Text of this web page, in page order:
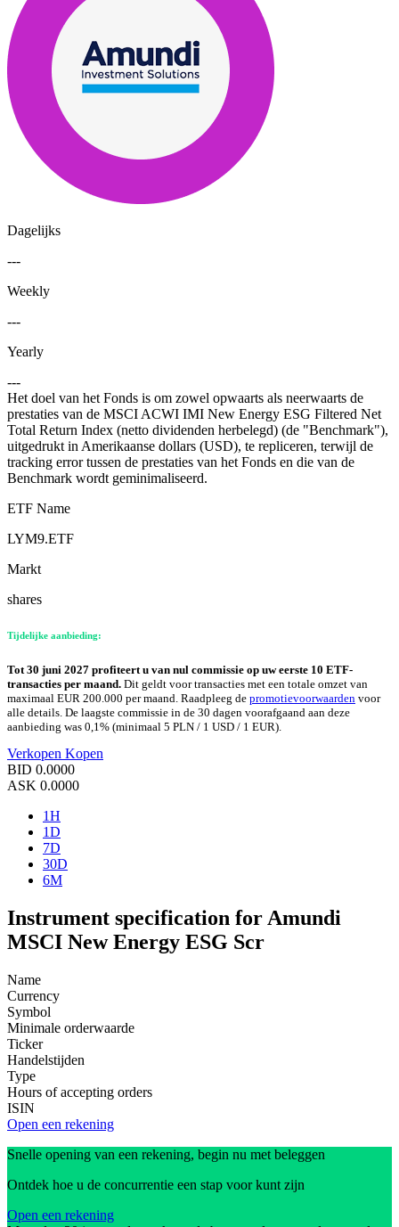
Dagelijks
---
Weekly
---
Yearly
---
Het doel van het Fonds is om zowel opwaarts als neerwaarts de
prestaties van de MSCI ACWI IMI New Energy ESG Filtered Net
Total Return Index (netto dividenden herbelegd) (de "Benchmark"),
uitgedrukt in Amerikaanse dollars (USD), te repliceren, terwijl de
tracking error tussen de prestaties van het Fonds en die van de
Benchmark wordt geminimaliseerd.
ETF Name
LYM9.ETF
Markt
shares
Tijdelijke aanbieding:
Tot 30 juni 2027 profiteert u van nul commissie op uw eerste 10 ETF-
transacties per maand. Dit geldt voor transacties met een totale omzet van
maximaal EUR 200.000 per maand. Raadpleeg de promotievoorwaarden voor
alle details. De laagste commissie in de 30 dagen voorafgaand aan deze
aanbieding was 0,1% (minimaal 5 PLN / 1 USD / 1 EUR).
Verkopen Kopen
BID 0.0000
ASK 0.0000
1H
1D
7D
30D
6M
Instrument specification for Amundi
MSCI New Energy ESG Scr
Name
Currency
Symbol
Minimale orderwaarde
Ticker
Handelstijden
Type
Hours of accepting orders
ISIN
Open een rekening
Snelle opening van een rekening, begin nu met beleggen
Ontdek hoe u de concurrentie een stap voor kunt zijn
Open een rekening